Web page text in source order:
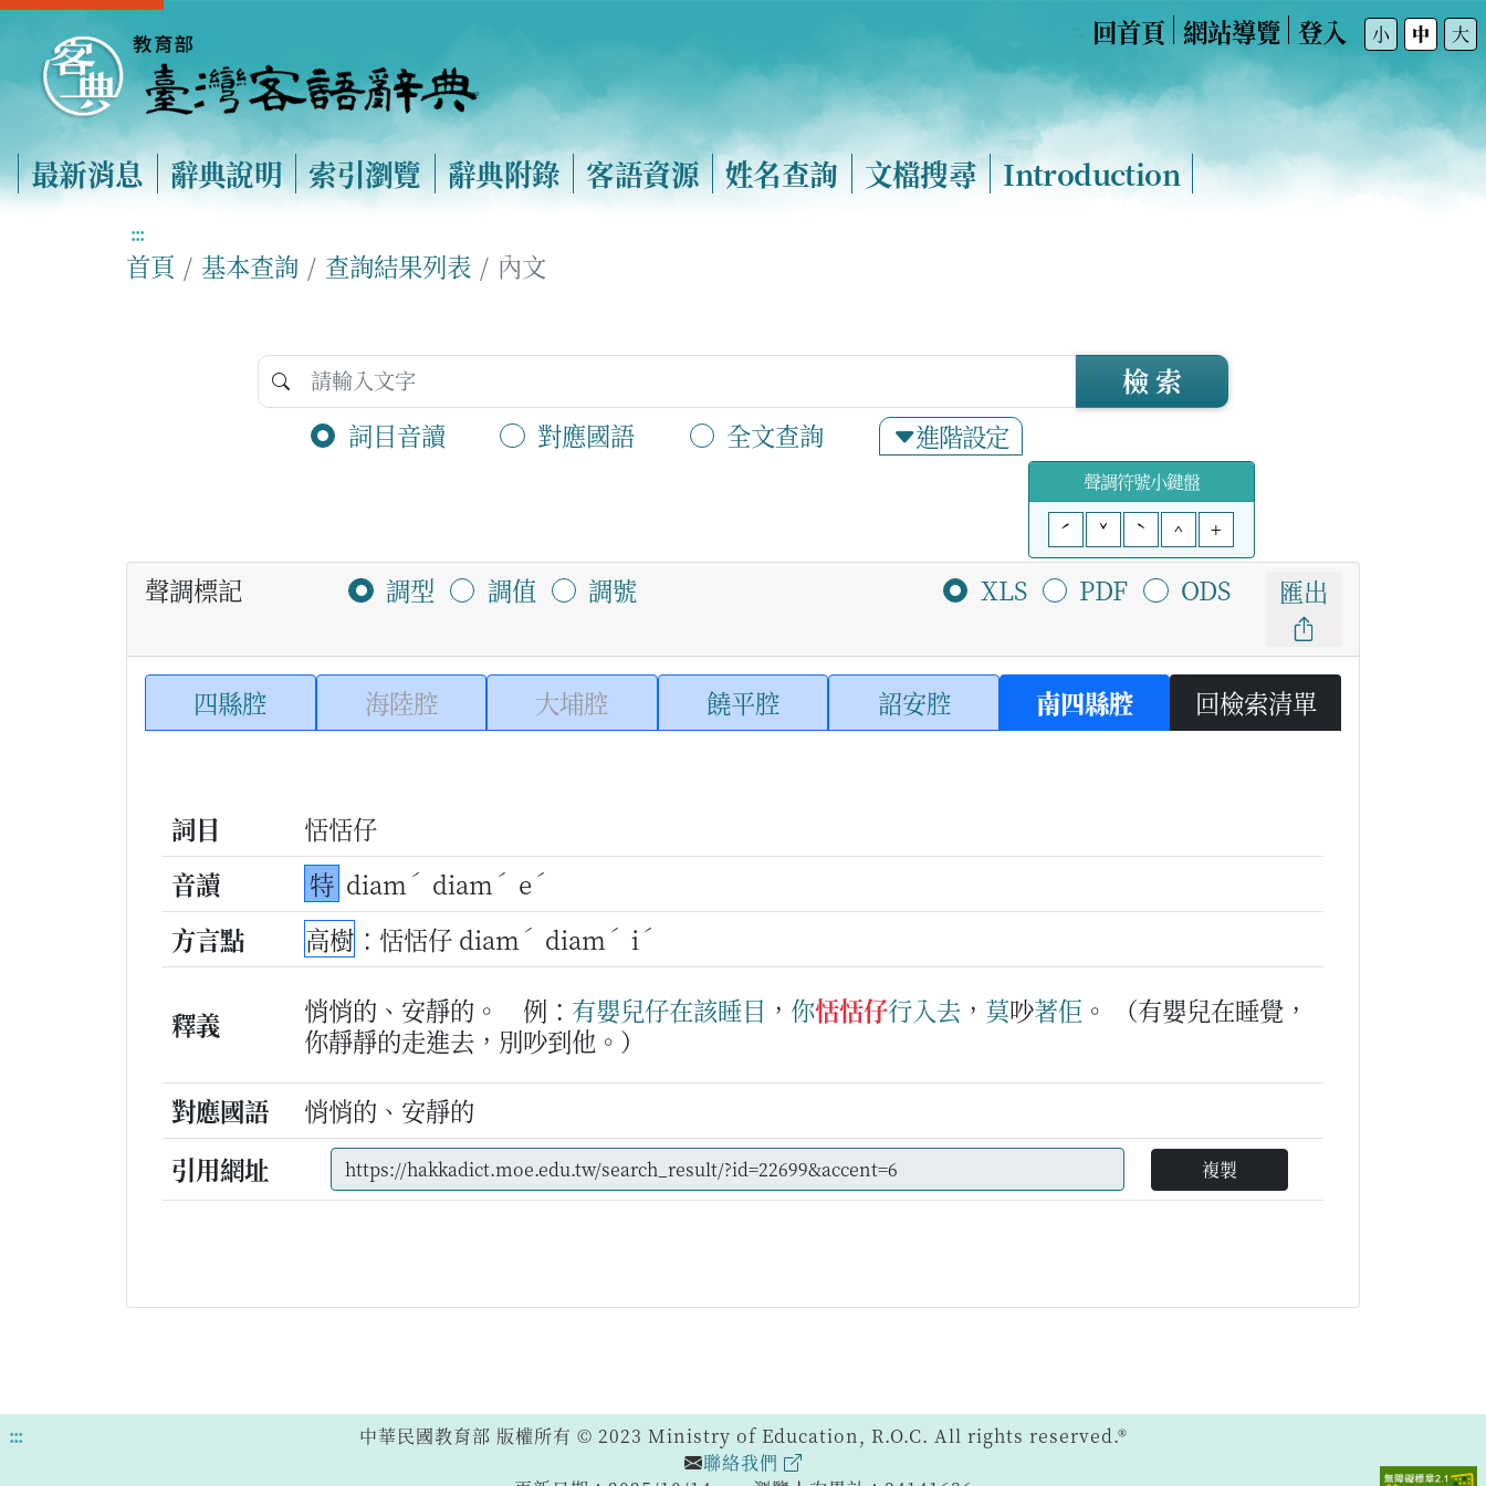
回首頁 網站導覽 登入 小 中 大
最新消息 辭典說明 索引瀏覽 辭典附錄 客語資源 姓名查詢 文檔搜尋 Introduction
:::
首頁 基本查詢 查詢結果列表 內文
詞目音讀 對應國語 全文查詢 進階設定
檢 索
聲調符號小鍵盤
ˊ
ˇ ˋ ^ +
聲調標記 調型 調值 調號 XLS PDF ODS 匯出
四縣腔 海陸腔 大埔腔 饒平腔 詔安腔 南四縣腔 回檢索清單
詞目
恬恬仔
音讀
特 diam ˊ diam ˊ e ˊ
方言點 高樹 ：恬恬仔 diam ˊ diam ˊ i ˊ
釋義 悄悄的、安靜的。 例： 有嬰兒仔在該睡目 ， 你恬恬仔行入去 ， 莫吵著佢 。
（有嬰兒在睡覺，
你靜靜的走進去，別吵到他。）
對應國語
悄悄的、安靜的
引用網址
複製
:::
中華民國教育部 版權所有 © 2023 Ministry of Education, R.O.C. All rights reserved.®
聯絡我們